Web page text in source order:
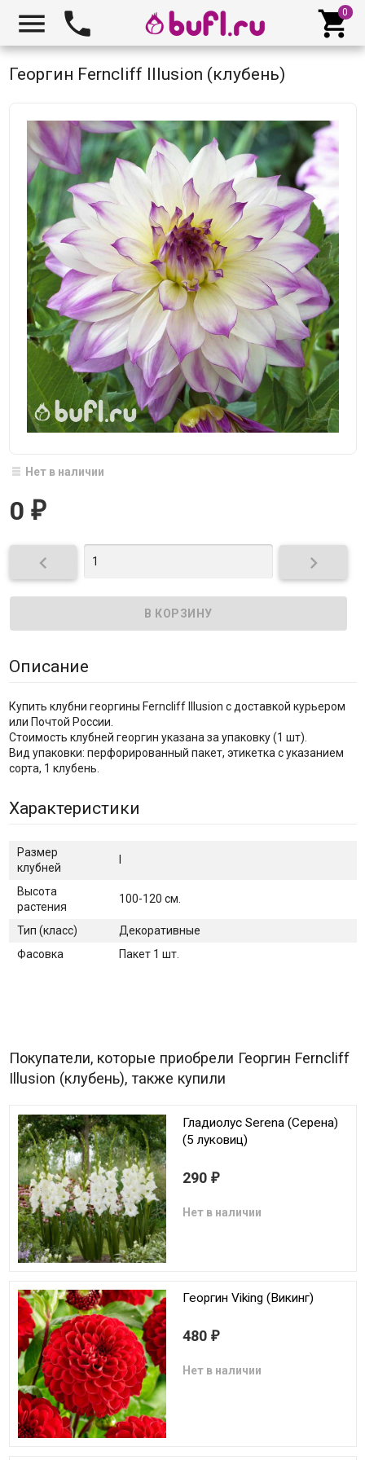
  
Георгин Ferncliff Illusion (клубень)
Нет в наличии
0 ₽
 
Описание
Купить клубни георгины Ferncliff Illusion с доставкой курьером
или Почтой России.
Стоимость клубней георгин указана за упаковку (1 шт).
Вид упаковки: перфорированный пакет, этикетка с указанием
сорта, 1 клубень.
Характеристики
Размер
клубней
Высота
растения
100-120 см.
Тип (класс)
Декоративные
Фасовка
Пакет 1 шт.
Покупатели, которые приобрели Георгин Ferncliff
Illusion (клубень), также купили
Гладиолус Serena (Серена)
(5 луковиц)
290 ₽
Нет в наличии
Георгин Viking (Викинг)
480 ₽
Нет в наличии